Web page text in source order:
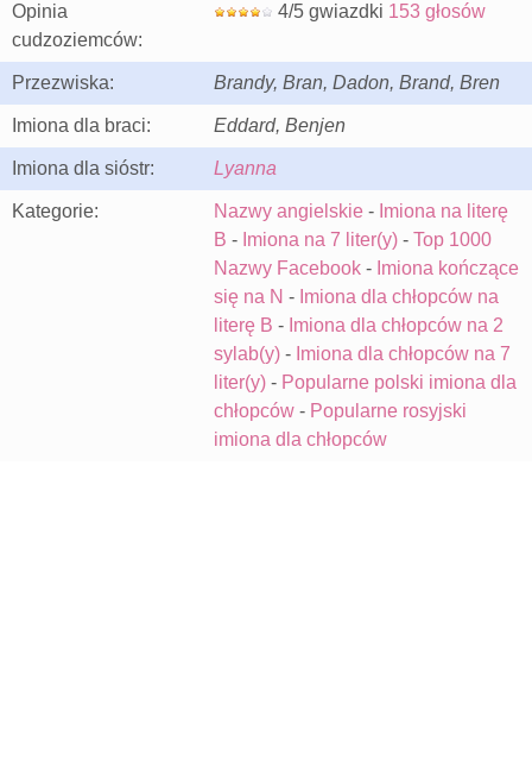
Opinia
cudzoziemców:
4/5 gwiazdki 153 głosów
Przezwiska: Brandy, Bran, Dadon, Brand, Bren
Imiona dla braci: Eddard, Benjen
Imiona dla sióstr: Lyanna
Kategorie: Nazwy angielskie - Imiona na literę
B - Imiona na 7 liter(y) - Top 1000
Nazwy Facebook - Imiona kończące
się na N - Imiona dla chłopców na
literę B - Imiona dla chłopców na 2
sylab(y) - Imiona dla chłopców na 7
liter(y) - Popularne polski imiona dla
chłopców - Popularne rosyjski
imiona dla chłopców